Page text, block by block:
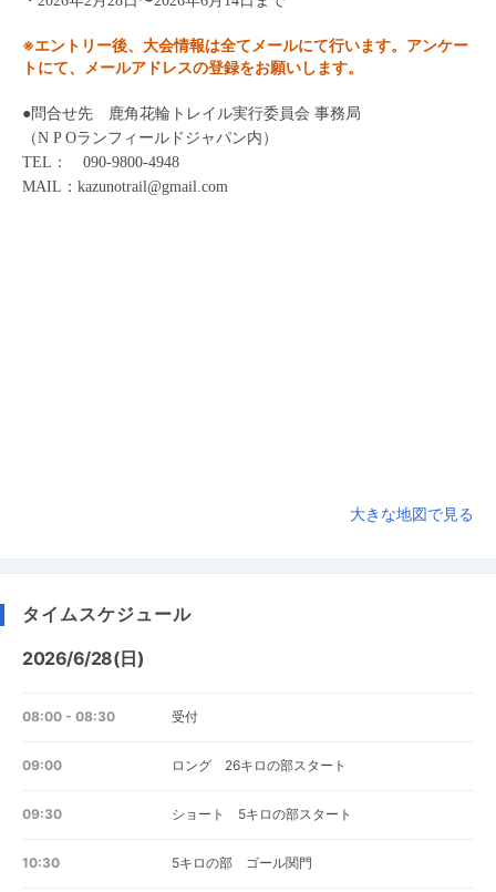
※エントリー後、大会情報は全てメールにて行います。アンケー
トにて、メールアドレスの登録をお願いします。
●問合せ先 鹿角花輪トレイル実行委員会 事務局
（N P Oランフィールドジャパン内）
TEL： 090-9800-4948
MAIL：kazunotrail@gmail.com
大きな地図で見る
タイムスケジュール
2026/6/28(日)
08:00 - 08:30 受付
09:00 ロング 26キロの部スタート
09:30 ショート 5キロの部スタート
10:30 5キロの部 ゴール関門